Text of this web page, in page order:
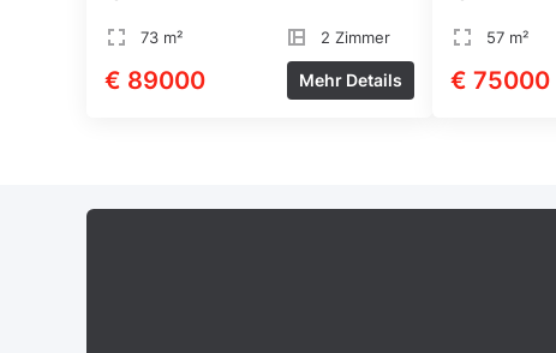
73 m² 2 Zimmer
€ 89000 Mehr Details
57 m²
€ 75000